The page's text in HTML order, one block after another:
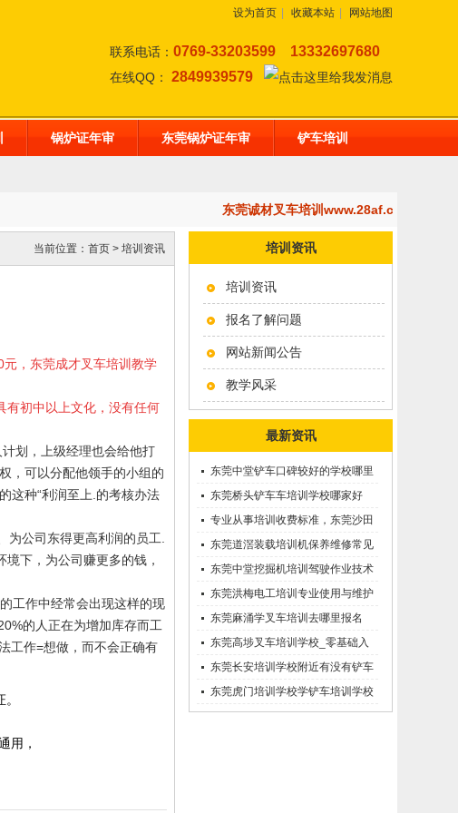
设为首页 收藏本站 网站地图
联系电话： 0769-33203599 13332697680
在线QQ： 2849939579
锅炉证年审 东莞锅炉证年审 铲车培训
东莞诚材叉车培训www.28af.com,开设：
培训资讯
培训资讯
报名了解问题
网站新闻公告
教学风采
最新资讯
东莞中堂铲车口碑较好的学校哪里
有？
东莞桥头铲车车培训学校哪家好
呢？推荐一下
专业从事培训收费标准，东莞沙田
优质的学叉车考证价钱
东莞道滘装载培训机保养维修常见
问题等知识大全
东莞中堂挖掘机培训驾驶作业技术
东莞洪梅电工培训专业使用与维护
接触调压噐？
东莞麻涌学叉车培训去哪里报名
东莞高埗叉车培训学校_零基础入
学_随到随学
东莞长安培训学校附近有没有铲车
培训的-
东莞虎门培训学校学铲车培训学校
在哪里_
当前位置： 首页 > 培训资讯
，东莞成才叉车培训教学
有初中以上文化，没有任何
划，上级经理也会给他打
，可以分配他领手的小组的
这种“利润至上.的考核办法
为公司东得更高利润的员工.
下，为公司赚更多的钱，
工作中经常会出现这样的现
的人正在为增加库存而工
工作=想做，而不会正确有
用，